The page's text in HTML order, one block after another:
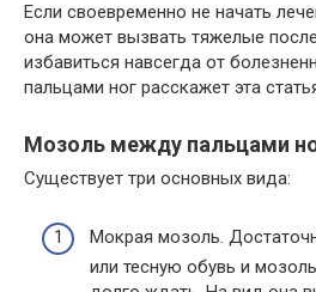
Если своевременно не начать
она может вызвать тяжелые
избавиться навсегда от
пальцами ног расскажет эта
Мозоль между пальцами
Существует три основных вида:
Мокрая мозоль.
или тесную обувь и